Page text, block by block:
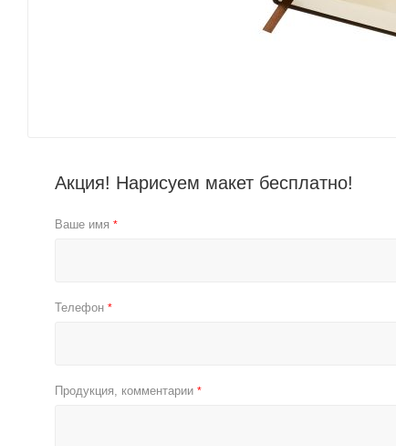
Акция! Нарисуем макет бесплатно!
Ваше имя *
Телефон *
Продукция, комментарии *